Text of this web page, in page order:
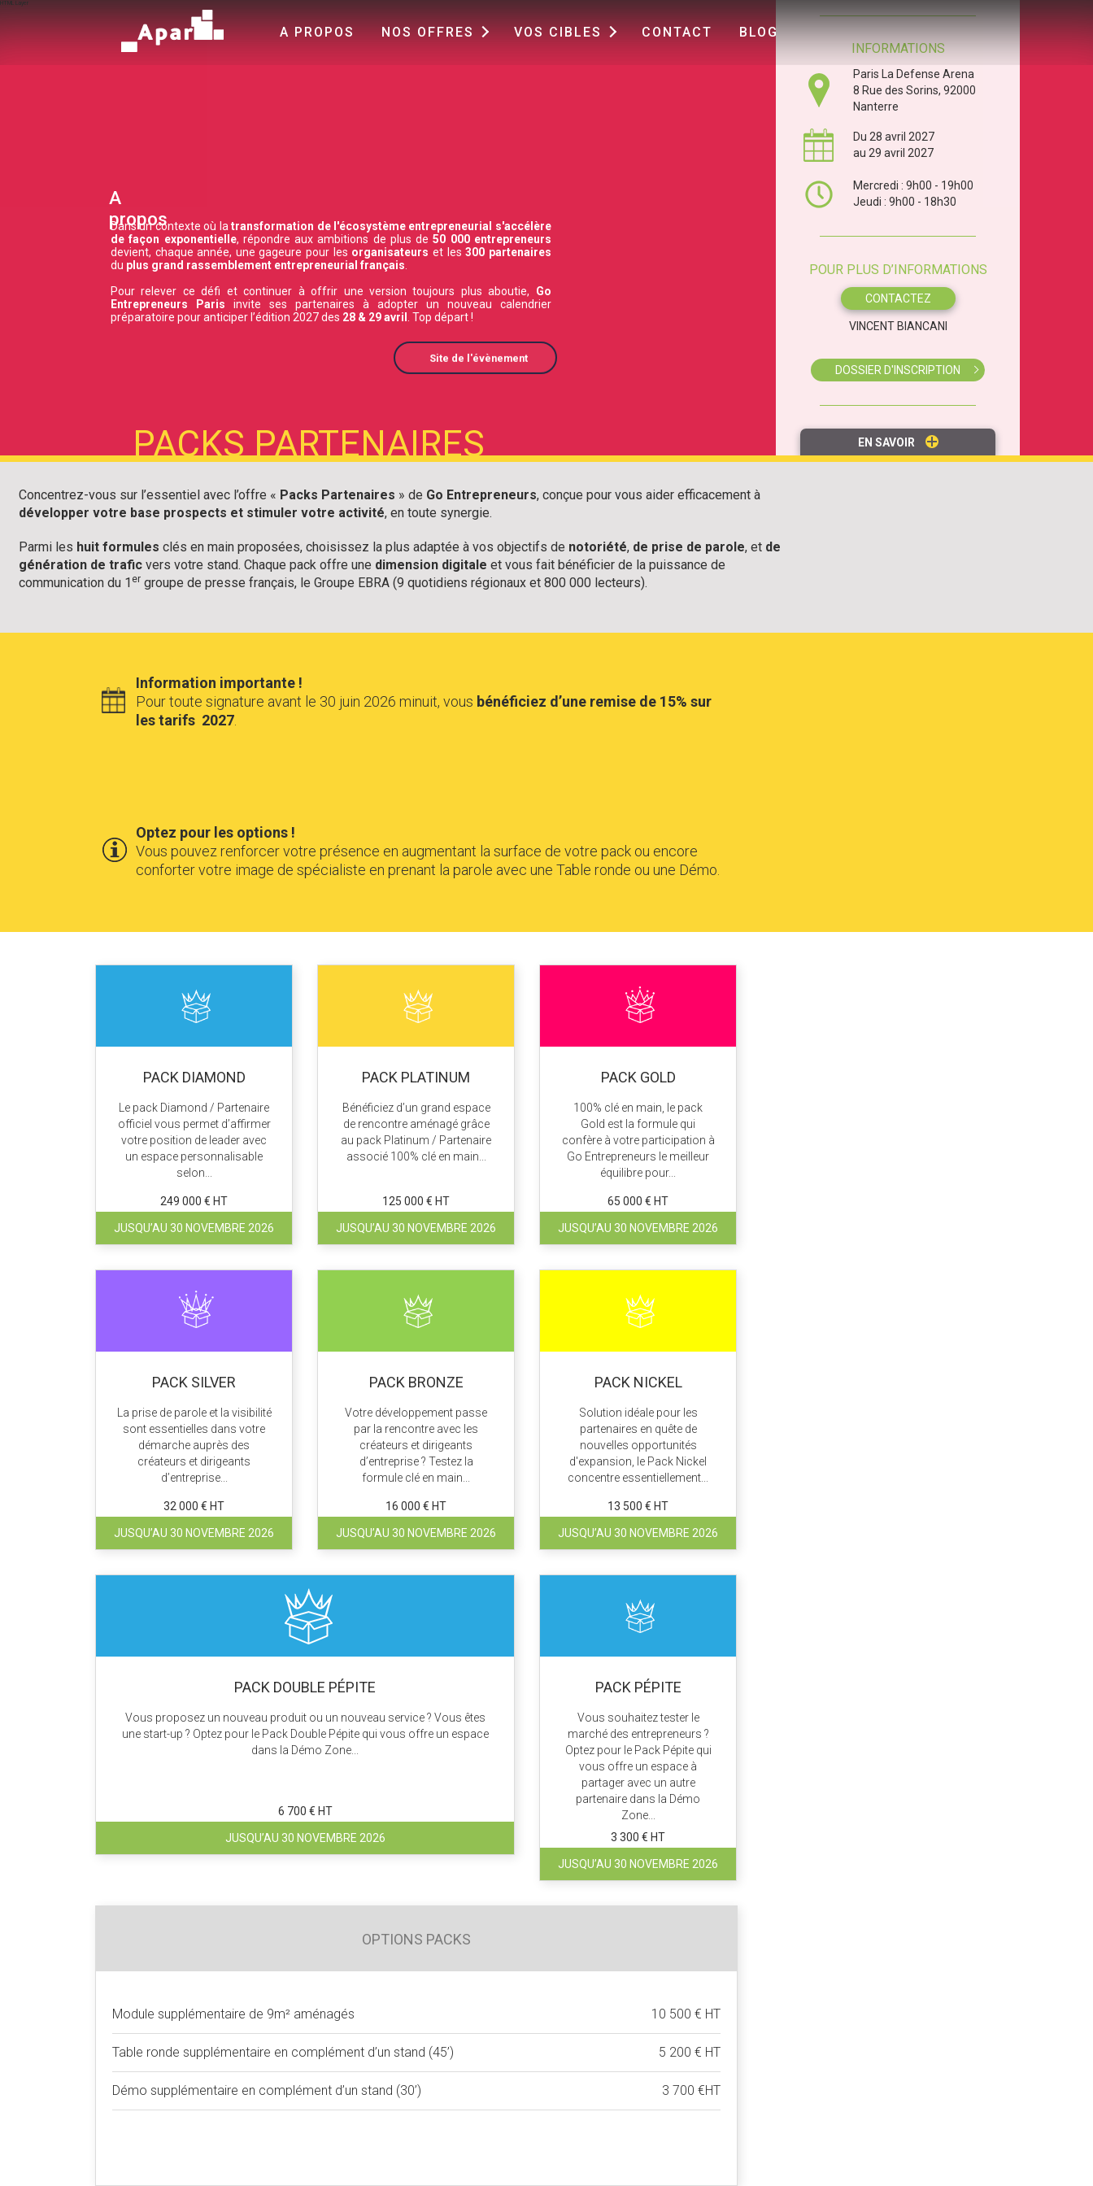
A PROPOS NOS OFFRES VOS CIBLES CONTACT
BLOG
INFORMATIONS
Paris La Defense Arena
8 Rue des Sorins, 92000
Nanterre
Du 28 avril 2027
au 29 avril 2027
Mercredi : 9h00 - 19h00
Jeudi : 9h00 - 18h30
POUR PLUS D’INFORMATIONS
CONTACTEZ
VINCENT BIANCANI
DOSSIER D'INSCRIPTION
EN SAVOIR
HTML Layer
Dans un contexte où la transformation de l'écosystème entrepreneurial s'accélère
de façon exponentielle, répondre aux ambitions de plus de50 000 entrepreneurs
devient, chaque année, une gageure pour les organisateurs et les 300 partenaires
du plus grand rassemblement entrepreneurial français
Pour relever ce défi et continuer à offrir une version toujours plus aboutie, Go
Entrepreneurs Paris invite ses partenaires à adopter un nouveau calendrier
préparatoire pour anticiper l’édition 2027 des 28 & 29 avril . Top départ !
A
propos
Site de l'évènement
PACKS PARTENAIRES
Concentrez-vous sur l’essentiel avec l’offre « Packs Partenaires » de Go Entrepreneurs, conçue pour vous aider efficacement à
développer votre base prospects et stimuler votre activité, en toute synergie.
Parmi les huit formules clés en main proposées, choisissez la plus adaptée à vos objectifs de notoriété, de prise de parole, et de
génération de trafic vers votre stand. Chaque pack offre une dimension digitale et vous fait bénéficier de la puissance de
communication du 1 er groupe de presse français, le Groupe EBRA (9 quotidiens régionaux et 800 000 lecteurs).
Information importante !
Pour toute signature avant le 30 juin 2026 minuit, vous bénéficiez d’une remise de 15% sur
les tarifs 2027
Optez pour les options !
Vous pouvez renforcer votre présence en augmentant la surface de votre pack ou encore
conforter votre image de spécialiste en prenant la parole avec une Table ronde ou une Démo.
PACK DIAMOND
Le pack Diamond / Partenaire
officiel vous permet d’affirmer
votre position de leader avec
un espace personnalisable
selon...
249 000 € HT
JUSQU’AU 30 NOVEMBRE 2026
PACK PLATINUM
Bénéficiez d’un grand espace
de rencontre aménagé grâce
au pack Platinum / Partenaire
associé 100% clé en main...
125 000 € HT
JUSQU’AU 30 NOVEMBRE 2026
PACK GOLD
100% clé en main, le pack
Gold est la formule qui
confère à votre participation à
Go Entrepreneurs le meilleur
équilibre pour...
65 000 € HT
JUSQU’AU 30 NOVEMBRE 2026
PACK SILVER
La prise de parole et la visibilité
sont essentielles dans votre
démarche auprès des
créateurs et dirigeants
d’entreprise...
32 000 € HT
JUSQU’AU 30 NOVEMBRE 2026
PACK BRONZE
Votre développement passe
par la rencontre avec les
créateurs et dirigeants
d’entreprise ? Testez la
formule clé en main...
16 000 € HT
JUSQU’AU 30 NOVEMBRE 2026
PACK NICKEL
Solution idéale pour les
partenaires en quête de
nouvelles opportunités
d'expansion, le Pack Nickel
concentre essentiellement...
13 500 € HT
JUSQU’AU 30 NOVEMBRE 2026
PACK DOUBLE PÉPITE
Vous proposez un nouveau produit ou un nouveau service ? Vous êtes
une start-up ? Optez pour le Pack Double Pépite qui vous offre un espace
dans la Démo Zone...
6 700 € HT
JUSQU’AU 30 NOVEMBRE 2026
PACK PÉPITE
Vous souhaitez tester le
marché des entrepreneurs ?
Optez pour le Pack Pépite qui
vous offre un espace à
partager avec un autre
partenaire dans la Démo
Zone...
3 300 € HT
JUSQU’AU 30 NOVEMBRE 2026
OPTIONS PACKS
Module supplémentaire de 9m² aménagés 10 500 € HT
Table ronde supplémentaire en complément d’un stand (45’) 5 200 € HT
Démo supplémentaire en complément d’un stand (30’) 3 700 €HT